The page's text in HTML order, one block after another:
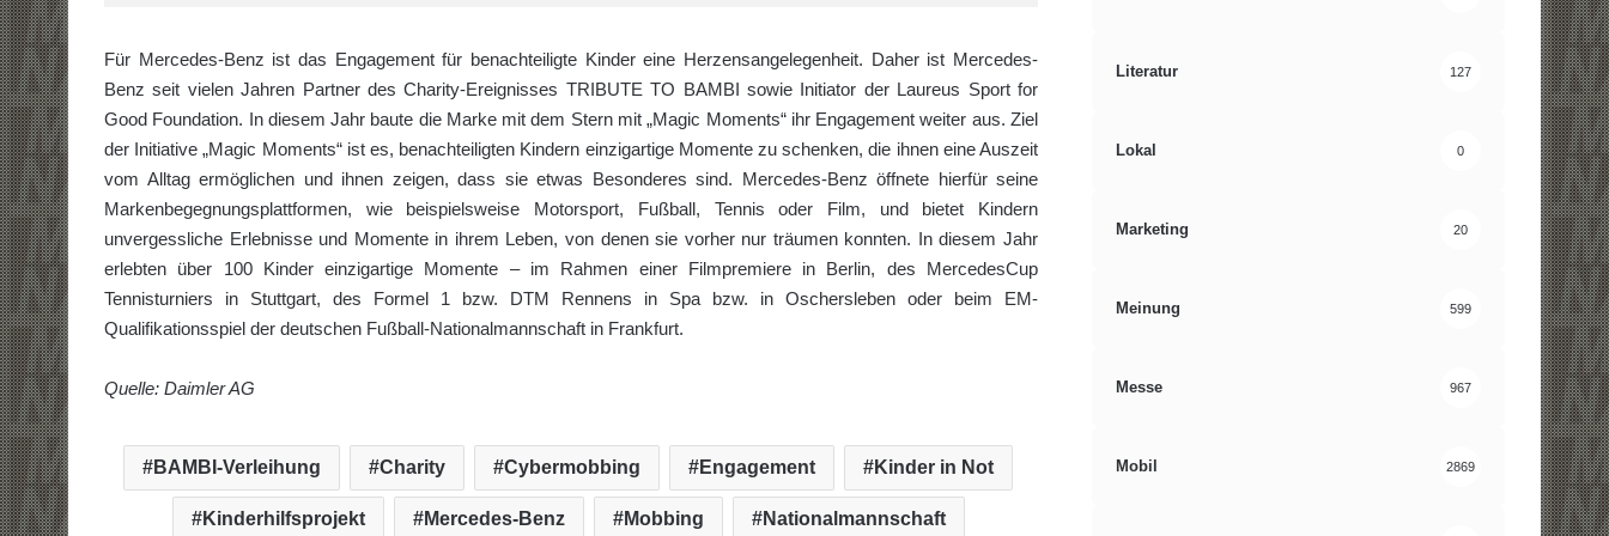
Für Mercedes-Benz ist das Engagement für benachteiligte Kinder eine Herzensangelegenheit. Daher ist Mercedes-
Benz seit vielen Jahren Partner des Charity-Ereignisses TRIBUTE TO BAMBI sowie Initiator der Laureus Sport for
Good Foundation. In diesem Jahr baute die Marke mit dem Stern mit „Magic Moments“ ihr Engagement weiter aus. Ziel
der Initiative „Magic Moments“ ist es, benachteiligten Kindern einzigartige Momente zu schenken, die ihnen eine Auszeit
vom Alltag ermöglichen und ihnen zeigen, dass sie etwas Besonderes sind. Mercedes-Benz öffnete hierfür seine
Markenbegegnungsplattformen, wie beispielsweise Motorsport, Fußball, Tennis oder Film, und bietet Kindern
unvergessliche Erlebnisse und Momente in ihrem Leben, von denen sie vorher nur träumen konnten. In diesem Jahr
erlebten über 100 Kinder einzigartige Momente – im Rahmen einer Filmpremiere in Berlin, des MercedesCup
Tennisturniers in Stuttgart, des Formel 1 bzw. DTM Rennens in Spa bzw. in Oschersleben oder beim EM-
Qualifikationsspiel der deutschen Fußball-Nationalmannschaft in Frankfurt.
Quelle: Daimler AG
BAMBI-Verleihung Charity Cybermobbing Engagement Kinder in Not
Kinderhilfsprojekt Mercedes-Benz Mobbing Nationalmannschaft
Literatur 127
Lokal 0
Marketing 20
Meinung 599
Messe 967
Mobil 2869